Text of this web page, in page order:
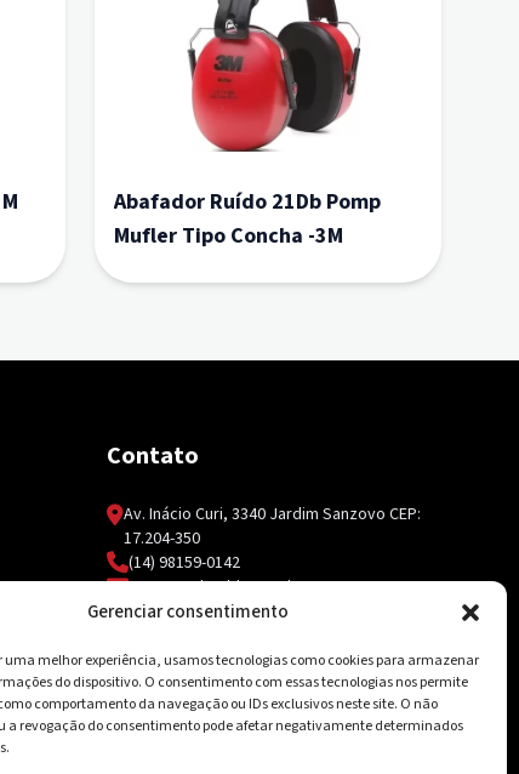
Gerenciar consentimento
uma melhor experiência, usamos tecnologias como cookies para armazenar
do dispositivo. O consentimento com essas tecnologias nos permite
comportamento da navegação ou IDs exclusivos neste site. O não
a revogação do consentimento pode afetar negativamente determinados
Abafador Ruído 21Db Pomp
Mufler Tipo Concha -3M
Contato
Av. Inácio Curi, 3340 Jardim Sanzovo CEP:
17.204-350
(14) 98159-0142
contato@ksolda.com.br